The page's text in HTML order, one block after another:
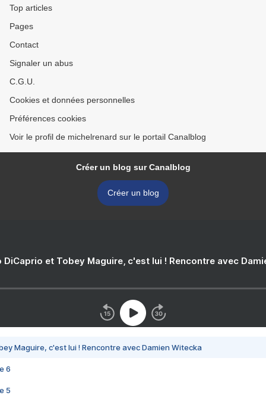
Top articles
Pages
Contact
Signaler un abus
C.G.U.
Cookies et données personnelles
Préférences cookies
Voir le profil de michelrenard sur le portail Canalblog
Créer un blog sur Canalblog
Créer un blog
DiCaprio et Tobey Maguire, c'est lui ! Rencontre avec
Maguire, c'est lui ! Rencontre avec Damien Witecka
6
5